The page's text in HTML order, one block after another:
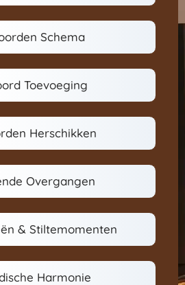
Schema
Toevoeging
Herschikken
Overgangen
& Stiltemomenten
Harmonie